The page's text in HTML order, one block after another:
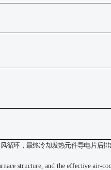
循环，最终冷却发热元件导电片后
structure, and the effective air-